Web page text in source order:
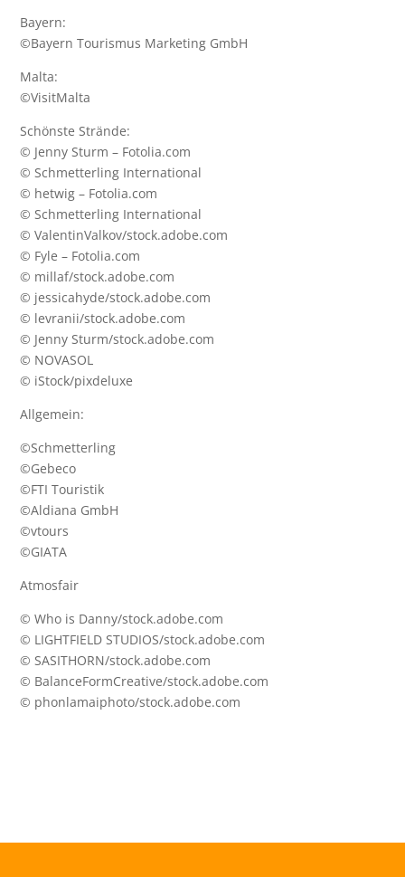
Bayern:
©Bayern Tourismus Marketing GmbH
Malta:
©VisitMalta
Schönste Strände:
© Jenny Sturm – Fotolia.com
© Schmetterling International
© hetwig – Fotolia.com
© Schmetterling International
© ValentinValkov/stock.adobe.com
© Fyle – Fotolia.com
© millaf/stock.adobe.com
© jessicahyde/stock.adobe.com
© levranii/stock.adobe.com
© Jenny Sturm/stock.adobe.com
© NOVASOL
© iStock/pixdeluxe
Allgemein:
©Schmetterling
©Gebeco
©FTI Touristik
©Aldiana GmbH
©vtours
©GIATA
Atmosfair
© Who is Danny/stock.adobe.com
© LIGHTFIELD STUDIOS/stock.adobe.com
© SASITHORN/stock.adobe.com
© BalanceFormCreative/stock.adobe.com
© phonlamaiphoto/stock.adobe.com